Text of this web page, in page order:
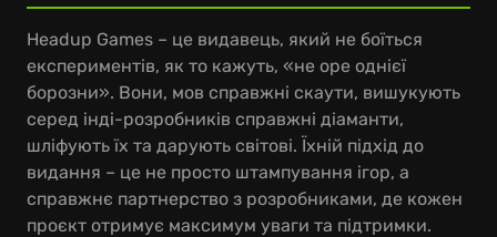
Headup Games – це видавець, який не боїться
експериментів, як то кажуть, «не оре однієї
борозни». Вони, мов справжні скаути, вишукують
серед інді-розробників справжні діаманти,
шліфують їх та дарують світові. Їхній підхід до
видання – це не просто штампування ігор, а
справжнє партнерство з розробниками, де кожен
проєкт отримує максимум уваги та підтримки.